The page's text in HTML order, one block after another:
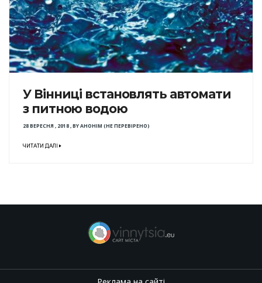
У Вінниці встановлять автомати
з питною водою
28 ВЕРЕСНЯ , 2018,BYАНОНІМ (НЕ ПЕРЕВІРЕНО)
ЧИТАТИ ДАЛІ